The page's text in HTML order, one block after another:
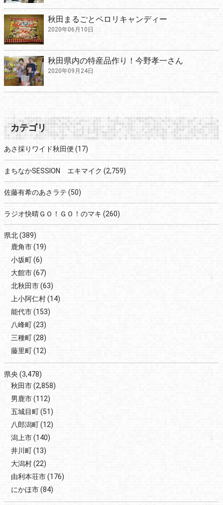
秋田まるごとペロリキャンディー
2020年06月10日
秋田県内の特産品作り！今野孝一さん
2020年09月24日
カテゴリ
あさ採りワイド秋田便 (17)
まちなかSESSION エキマイク (2,759)
佐藤有希のあさラテ (50)
ラジオ快晴ＧＯ！ＧＯ！のマキ (260)
県北(389)
鹿角市(19)
小坂町(6)
大館市(67)
北秋田市(63)
上小阿仁村(14)
能代市(153)
八峰町(23)
三種町(28)
藤里町(12)
県央 (3,478)
秋田市(2,858)
男鹿市(112)
五城目町(51)
八郎潟町(12)
潟上市(140)
井川町(13)
大潟村(22)
由利本荘市(176)
にかほ市(84)